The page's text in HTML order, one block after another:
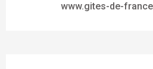
www.gites-de-